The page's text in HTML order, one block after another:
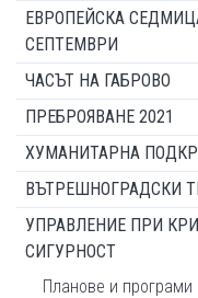
ЕВРОПЕЙСКА
СЕПТЕМВРИ
ЧАСЪТ НА ГАБРОВО
ПРЕБРОЯВАНЕ 2021
ХУМАНИТАРНА
ВЪТРЕШНОГРАДСКИ
УПРАВЛЕНИЕ ПРИ
СИГУРНОСТ
Планове и